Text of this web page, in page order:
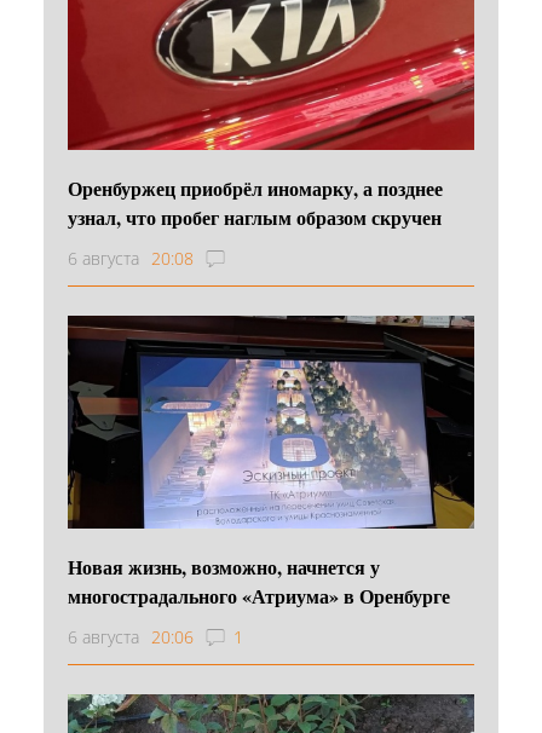
Оренбуржец приобрёл иномарку, а позднее
узнал, что пробег наглым образом скручен
6 августа 20:08
Новая жизнь, возможно, начнется у
многострадального «Атриума» в Оренбурге
6 августа 20:06 1